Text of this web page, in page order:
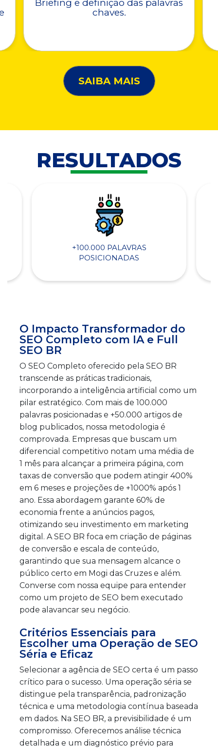
Briefing e definição das palavras
chaves.
SAIBA MAIS
RESULTADOS
+100.000 PALAVRAS
POSICIONADAS
O Impacto Transformador do
SEO Completo com IA e Full
SEO BR
O SEO Completo oferecido pela SEO BR
transcende as práticas tradicionais,
incorporando a inteligência artificial como um
pilar estratégico. Com mais de 100.000
palavras posicionadas e +50.000 artigos de
blog publicados, nossa metodologia é
comprovada. Empresas que buscam um
diferencial competitivo notam uma média de
1 mês para alcançar a primeira página, com
taxas de conversão que podem atingir 400%
em 6 meses e projeções de +1000% após 1
ano. Essa abordagem garante 60% de
economia frente a anúncios pagos,
otimizando seu investimento em marketing
digital. A SEO BR foca em criação de páginas
de conversão e escala de conteúdo,
garantindo que sua mensagem alcance o
público certo em Mogi das Cruzes e além.
Converse com nossa equipe para entender
como um projeto de SEO bem executado
pode alavancar seu negócio.
Critérios Essenciais para
Escolher uma Operação de SEO
Séria e Eficaz
Selecionar a agência de SEO certa é um passo
crítico para o sucesso. Uma operação séria se
distingue pela transparência, padronização
técnica e uma metodologia contínua baseada
em dados. Na SEO BR, a previsibilidade é um
compromisso. Oferecemos análise técnica
detalhada e um diagnóstico prévio para